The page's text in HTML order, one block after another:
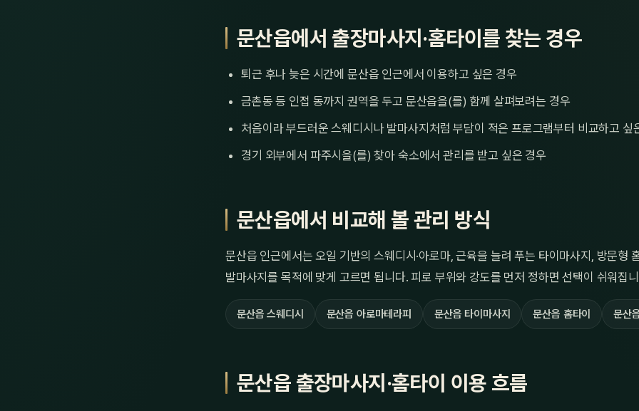
문산읍에서 출장마사지·홈타이를 찾는 경우
퇴근 후나 늦은 시간에 문산읍 인근에서 이용하고 싶은 경우
금촌동 등 인접 동까지 권역을 두고 문산읍을(를) 함께 살펴보려는 경우
처음이라 부드러운 스웨디시나 발마사지처럼 부담이 적은 프로그램부터 비교하고 싶
경기 외부에서 파주시을(를) 찾아 숙소에서 관리를 받고 싶은 경우
문산읍에서 비교해 볼 관리 방식
문산읍 인근에서는 오일 기반의 스웨디시·아로마, 근육을 늘려 푸는 타이마사지, 방문형
발마사지를 목적에 맞게 고르면 됩니다. 피로 부위와 강도를 먼저 정하면 선택이 쉬워집
문산읍 스웨디시 문산읍 아로마테라피 문산읍 타이마사지 문산읍 홈타이 문산
문산읍 출장마사지·홈타이 이용 흐름